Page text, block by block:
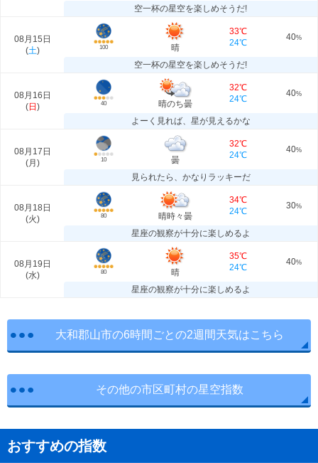
空一杯の星空を楽しめそうだ!
08月15日
(土) 100 晴
33℃
24℃
40%
空一杯の星空を楽しめそうだ!
08月16日
(日 ) 40 晴のち曇
32℃
24℃
40%
よーく見れば、星が見えるかな
08月17日
(月 ) 10 曇
32℃
24℃
40%
見られたら、かなりラッキーだ
08月18日
(火) 80 晴時々曇
34℃
24℃
30%
星座の観察が十分に楽しめるよ
08月19日
(水) 80 晴
35℃
24℃
40%
星座の観察が十分に楽しめるよ
大和郡山市の6時間ごとの2週間天気はこちら
その他の市区町村の星空指数
おすすめの指数